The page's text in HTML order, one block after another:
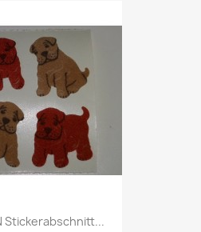
Stickerabschnitt...